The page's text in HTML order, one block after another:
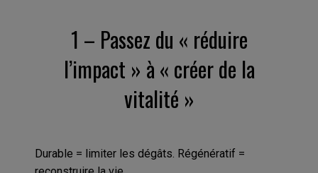
1 – Passez du « réduire
l’impact » à « créer de la
vitalité »
Durable = limiter les dégâts. Régénératif =